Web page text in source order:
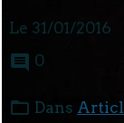
Le 31/01/2016
0
Dans